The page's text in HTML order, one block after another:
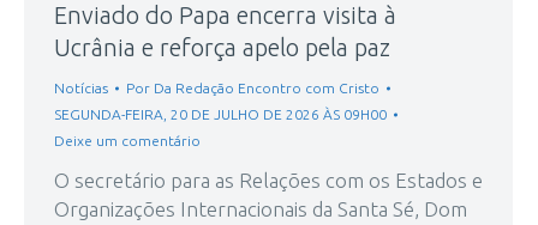
Enviado do Papa encerra visita à
Ucrânia e reforça apelo pela paz
Notícias Por Da Redação Encontro com Cristo
SEGUNDA-FEIRA, 20 DE JULHO DE 2026 ÀS 09H00
Deixe um comentário
O secretário para as Relações com os Estados e
Organizações Internacionais da Santa Sé, Dom